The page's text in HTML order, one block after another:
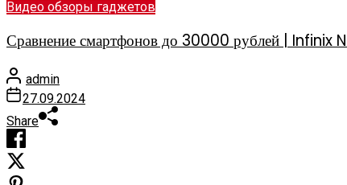
Видео обзоры гаджетов
Сравнение смартфонов до 30000 рублей |
admin
27.09.2024
Share